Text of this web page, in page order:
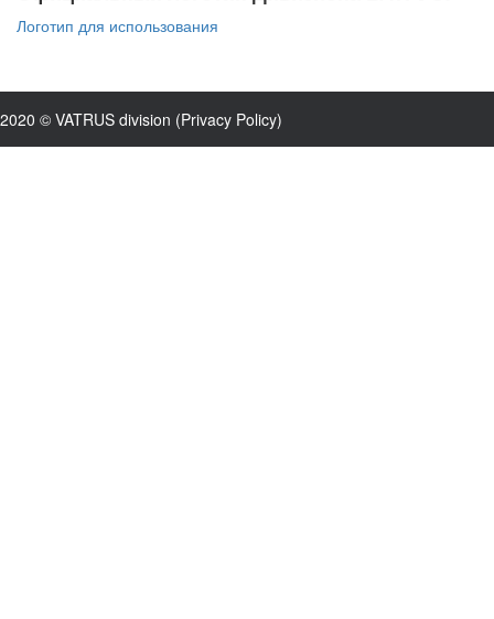
Логотип для использования
2020 © VATRUS division (Privacy Policy)